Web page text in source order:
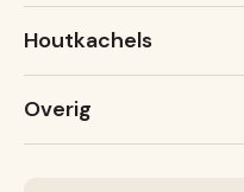
Ironheart
Houtkachels
ESSE 775 B
Overig